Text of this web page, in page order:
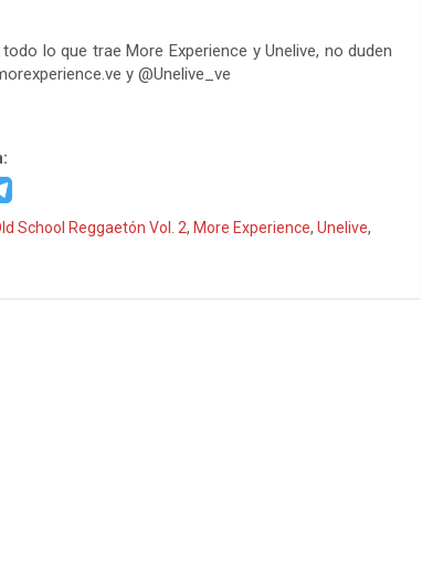
lo que trae More Experience y Unelive, no duden
y @Unelive_ve
School Reggaetón Vol. 2, More Experience,Unelive,